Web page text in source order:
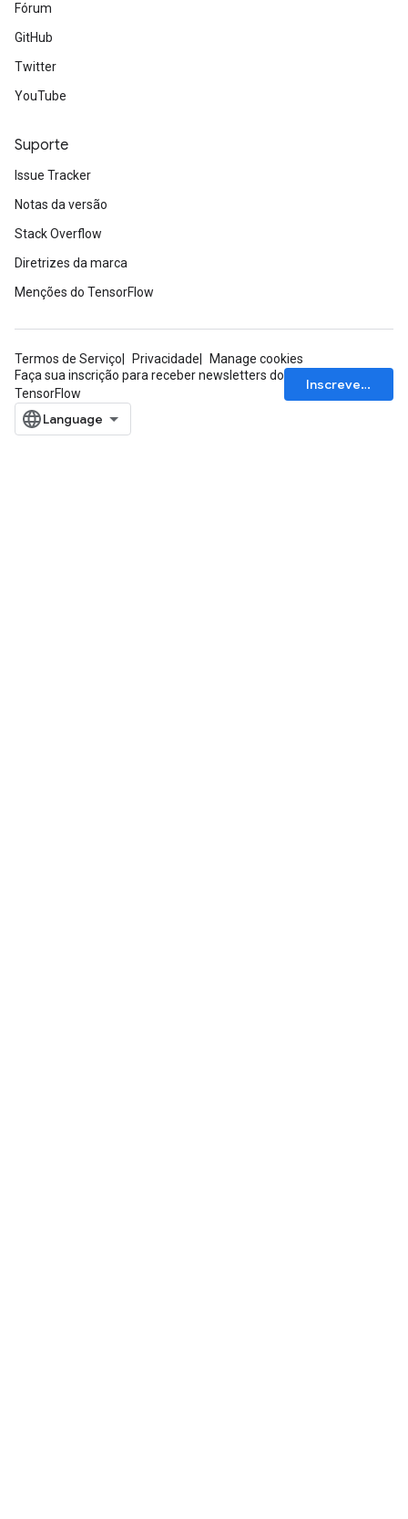
Fórum
GitHub
Twitter
YouTube
Suporte
Issue Tracker
Notas da versão
Stack Overflow
Diretrizes da marca
Menções do TensorFlow
Termos de Serviço Privacidade
Manage cookies
Faça sua inscrição para receber newsletters do
TensorFlow
Inscrever-se